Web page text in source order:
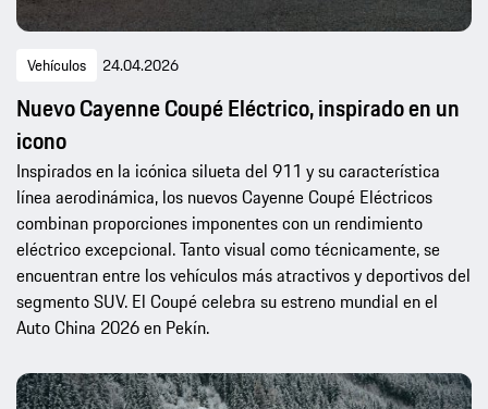
Vehículos 24.04.2026
Nuevo Cayenne Coupé Eléctrico, inspirado en un
icono
Inspirados en la icónica silueta del 911 y su característica
línea aerodinámica, los nuevos Cayenne Coupé Eléctricos
combinan proporciones imponentes con un rendimiento
eléctrico excepcional. Tanto visual como técnicamente, se
encuentran entre los vehículos más atractivos y deportivos del
segmento SUV. El Coupé celebra su estreno mundial en el
Auto China 2026 en Pekín.